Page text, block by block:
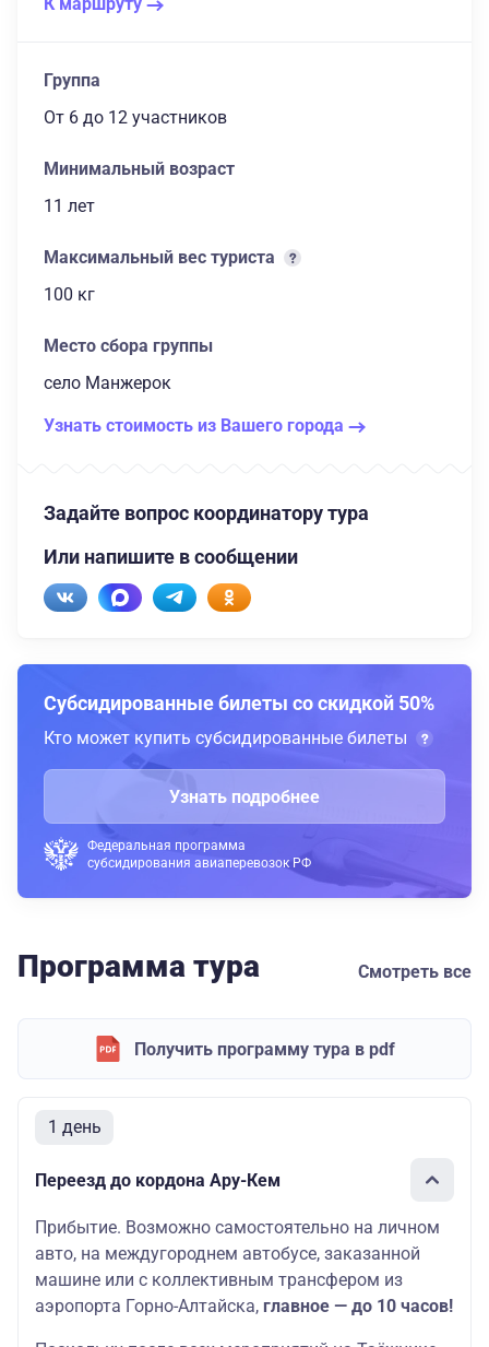
Группа
От 6 до 12 участников
Минимальный возраст
11 лет
Максимальный вес туриста
100 кг
Место сбора группы
село Манжерок
Узнать стоимость из Вашего города
Задайте вопрос координатору тура
Или напишите в сообщении
Субсидированные билеты со скидкой 50%
Кто может купить субсидированные билеты
Узнать подробнее
Федеральная программа
субсидирования авиаперевозок РФ
Программа тура Смотреть все
Получить программу тура в pdf
1 день
Переезд до кордона Ару-Кем
Прибытие. Возможно самостоятельно на личном
авто, на междугороднем автобусе, заказанной
машине или с коллективным трансфером из
аэропорта Горно-Алтайска, главное — до 10 часов!